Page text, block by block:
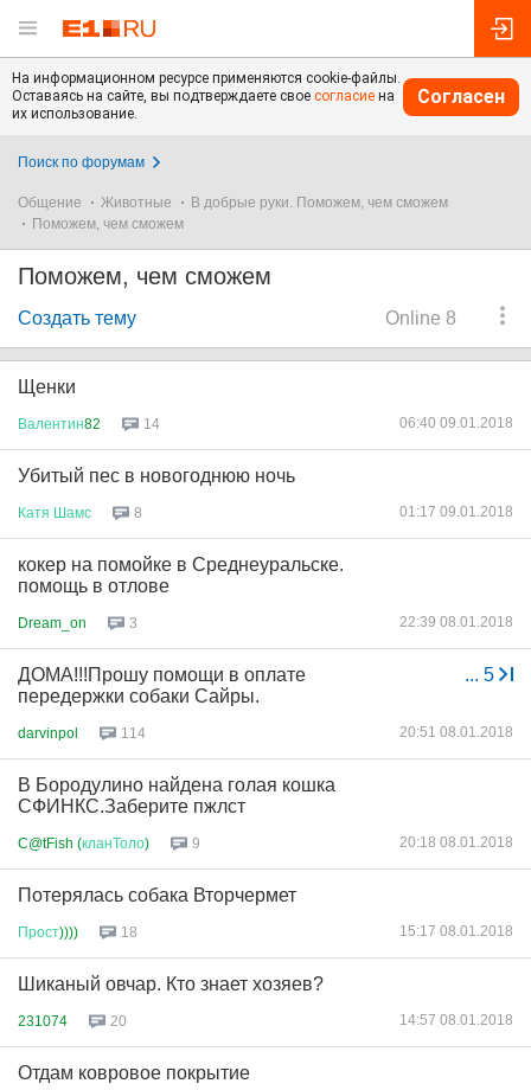
На информационном ресурсе применяются cookie-файлы.
Оставаясь на сайте, вы подтверждаете свое согласие на
их использование.
Согласен
Поиск по форумам
Общение Животные
В добрые руки. Поможем, чем сможем
Поможем, чем сможем
Поможем, чем сможем
Online 8
Создать тему
Щенки
Валентин82 14 06:40 09.01.2018
Убитый пес в новогоднюю ночь
Катя Шамс 8 01:17 09.01.2018
кокер на помойке в Среднеуральске.
помощь в отлове
Dream_on 3 22:39 08.01.2018
... 5
ДОМА!!!Прошу помощи в оплате
передержки собаки Сайры.
darvinpol 114 20:51 08.01.2018
В Бородулино найдена голая кошка
СФИНКС.Заберите пжлст
C@tFish (кланТоло) 9 20:18 08.01.2018
Потерялась собака Вторчермет
Прост)))) 18 15:17 08.01.2018
Шиканый овчар. Кто знает хозяев?
231074 20 14:57 08.01.2018
Отдам ковровое покрытие